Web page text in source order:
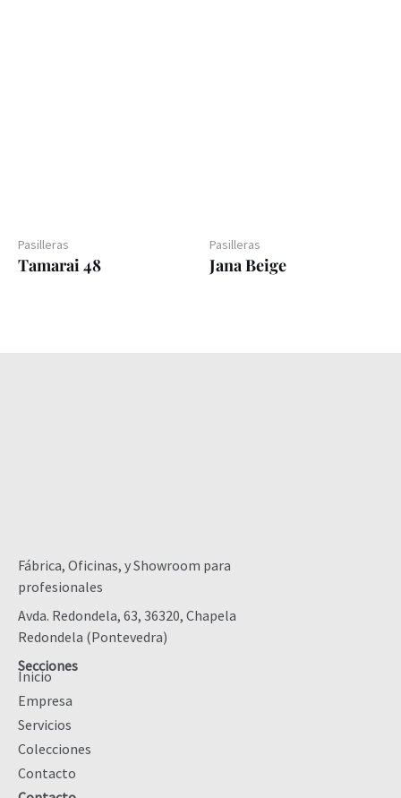
Pasilleras
Tamarai 48
Pasilleras
Jana Beige
Fábrica, Oficinas, y Showroom para
profesionales
Avda. Redondela, 63, 36320, Chapela
Redondela (Pontevedra)
Secciones
Inicio
Empresa
Servicios
Colecciones
Contacto